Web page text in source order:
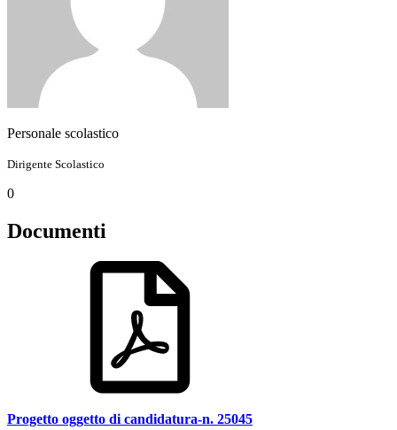
Personale scolastico
Dirigente Scolastico
0
Documenti
Progetto oggetto di candidatura-n. 25045